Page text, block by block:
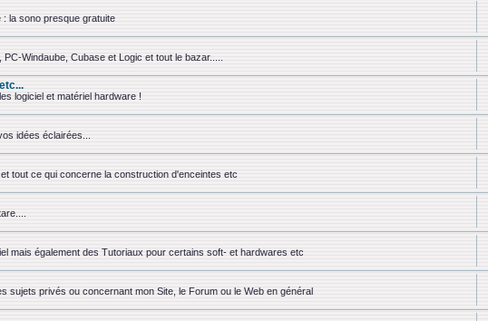
la sono presque gratuite
Windaube, Cubase et Logic et tout le bazar.....
logiciel et matériel hardware !
idées éclairées...
tout ce qui concerne la construction d'enceintes etc
mais également des Tutoriaux pour certains soft- et hardwares etc
sujets privés ou concernant mon Site, le Forum ou le Web en général